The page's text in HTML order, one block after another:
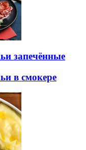
запечённые
в смокере